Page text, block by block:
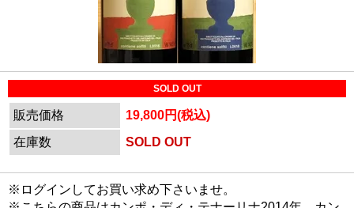
SOLD OUT
販売価格
19,800円(税込)
在庫数
SOLD OUT
※ログインしてお買い求め下さいませ。